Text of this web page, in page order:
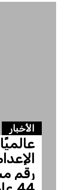
الأخبار
رقم